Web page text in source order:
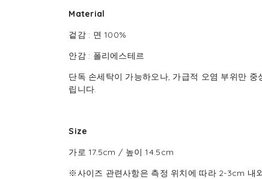
Material
겉감 : 면 100%
안감 : 폴리에스테르
단독 손세탁이 가능하오나, 가급적 오염 부위만
립니다.
Size
가로 17.5cm / 높이 14.5cm
※사이즈 관련사항은 측정 위치에 따라 2-3cm 내